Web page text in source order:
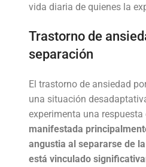
vida diaria de quienes la
Trastorno de
separación
El trastorno de ansiedad
una situación
experimenta una
manifestada
angustia al separarse de
está vinculado